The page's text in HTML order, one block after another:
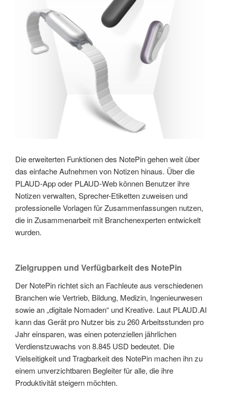
Die erweiterten Funktionen des NotePin gehen weit über
das einfache Aufnehmen von Notizen hinaus. Über die
PLAUD-App oder PLAUD-Web können Benutzer ihre
Notizen verwalten, Sprecher-Etiketten zuweisen und
professionelle Vorlagen für Zusammenfassungen nutzen,
die in Zusammenarbeit mit Branchenexperten entwickelt
wurden.
Zielgruppen und Verfügbarkeit des NotePin
Der NotePin richtet sich an Fachleute aus verschiedenen
Branchen wie Vertrieb, Bildung, Medizin, Ingenieurwesen
sowie an „digitale Nomaden“ und Kreative. Laut PLAUD.AI
kann das Gerät pro Nutzer bis zu 260 Arbeitsstunden pro
Jahr einsparen, was einen potenziellen jährlichen
Verdienstzuwachs von 8.845 USD bedeutet. Die
Vielseitigkeit und Tragbarkeit des NotePin machen ihn zu
einem unverzichtbaren Begleiter für alle, die ihre
Produktivität steigern möchten.